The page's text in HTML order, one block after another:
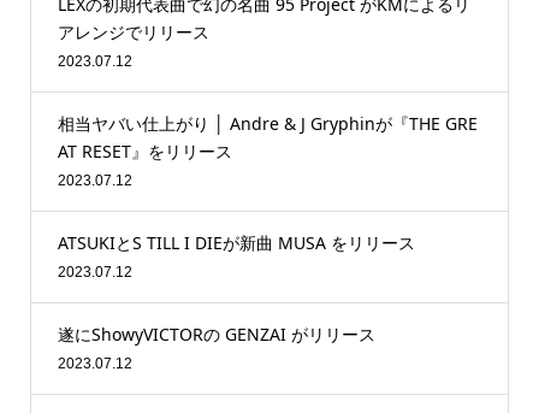
アレンジでリリース
2023.07.12
相当ヤバい仕上がり │ Andre & J Gryphinが『THE GRE
AT RESET』をリリース
2023.07.12
ATSUKIとS TILL I DIEが新曲 MUSA をリリース
2023.07.12
遂にShowyVICTORの GENZAI がリリース
2023.07.12